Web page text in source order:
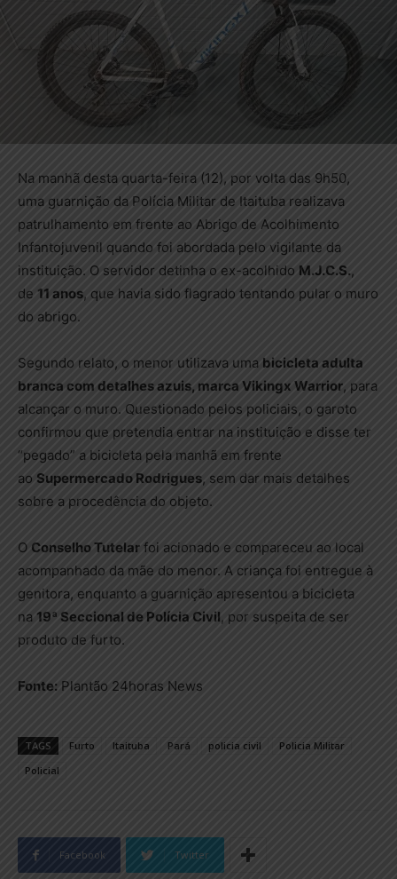
Na manhã desta quarta-feira (12), por volta das 9h50,
uma guarnição da Polícia Militar de Itaituba realizava
patrulhamento em frente ao Abrigo de Acolhimento
Infantojuvenil quando foi abordada pelo vigilante da
instituição. O servidor detinha o ex-acolhido M.J.C.S.,
de 11 anos, que havia sido flagrado tentando pular o muro
do abrigo.
Segundo relato, o menor utilizava uma bicicleta adulta
branca com detalhes azuis, marca Vikingx Warrior, para
alcançar o muro. Questionado pelos policiais, o garoto
confirmou que pretendia entrar na instituição e disse ter
“pegado” a bicicleta pela manhã em frente
ao Supermercado Rodrigues, sem dar mais detalhes
sobre a procedência do objeto.
O Conselho Tutelar foi acionado e compareceu ao local
acompanhado da mãe do menor. A criança foi entregue à
genitora, enquanto a guarnição apresentou a bicicleta
na 19ª Seccional de Polícia Civil, por suspeita de ser
produto de furto.
Fonte: Plantão 24horas News
TAGS Furto Itaituba Pará policia civil
Policia Militar
Policial
Facebook Twitter